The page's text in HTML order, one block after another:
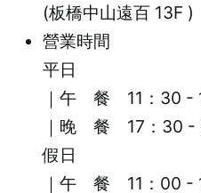
(板橋中山遠百 13F )
營業時間
平日
｜午 餐 11：30 -
｜晚 餐 17：30 -
假日
｜午 餐 11：00 -